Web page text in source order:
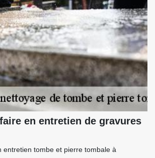
en entretien de gravures
entretien tombe et pierre tombale à